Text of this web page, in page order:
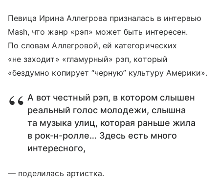
Певица Ирина Аллегрова призналась в интервью
Mash, что жанр «рэп» может быть интересен.
По словам Аллегровой, ей категорических
«не заходит» «гламурный» рэп, который
«бездумно копирует “черную” культуру Америки».
А вот честный рэп, в котором слышен
реальный голос молодежи, слышна
та музыка улиц, которая раньше жила
в рок-н-ролле… Здесь есть много
интересного,
— поделилась артистка.